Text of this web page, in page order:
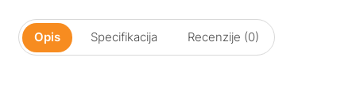
Opis Specifikacija Recenzije (0)